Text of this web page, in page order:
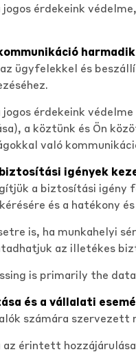
érdekeink
ügyfelekkel és
érdekeink
a köztünk és Ön
való
igények
a biztosítási
és a hatékony
is, ha munkahelyi
az illetékes
is primarily the
és a vállalati
számára
az érintett